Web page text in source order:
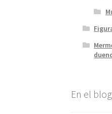
En el blog